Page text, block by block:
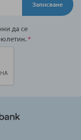
Записване
да се